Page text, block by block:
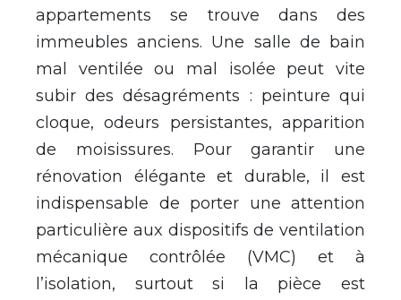
appartements se trouve dans des
immeubles anciens. Une salle de bain
mal ventilée ou mal isolée peut vite
subir des désagréments : peinture qui
cloque, odeurs persistantes, apparition
de moisissures. Pour garantir une
rénovation élégante et durable, il est
indispensable de porter une attention
particulière aux dispositifs de ventilation
mécanique contrôlée (VMC) et à
l’isolation, surtout si la pièce est